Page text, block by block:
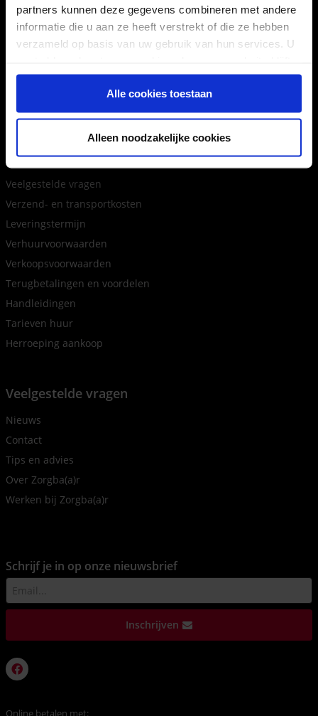
partners kunnen deze gegevens combineren met andere
informatie die u aan ze heeft verstrekt of die ze hebben
verzameld op basis van uw gebruik van hun services. U
gebruiken.
Alle cookies toestaan
Alleen noodzakelijke cookies
Rollator aanvragen
Incontinentie
Doorligwonden
Vochtophoping (lymfedrainage)
Meettoestellen
Veelgestelde vragen
Veelgestelde vragen
Verzend- en transportkosten
Leveringstermijn
Verhuurvoorwaarden
Verkoopsvoorwaarden
Terugbetalingen en voordelen
Handleidingen
Tarieven huur
Herroeping aankoop
Veelgestelde vragen
Nieuws
Contact
Tips en advies
Over Zorgba(a)r
Werken bij Zorgba(a)r
Schrijf je in op onze nieuwsbrief
Inschrijven
Online betalen met: